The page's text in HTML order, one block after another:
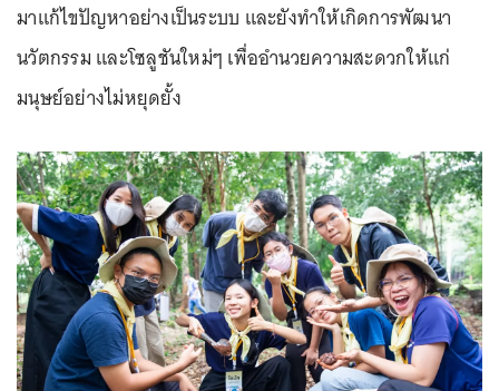
มาแก้ไขปัญหาอย่างเป็นระบบ และยังทำให้เกิดการพัฒนา
นวัตกรรม และโซลูชันใหม่ๆ เพื่ออำนวยความสะดวกให้แก่
มนุษย์อย่างไม่หยุดยั้ง